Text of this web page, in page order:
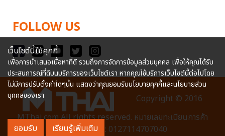
FOLLOW US
Copyright © 2016
MThai.com All rights reserved. หมายเลขทะเบียนการค้า
อิเล็กทรอนิกส์ : 0127114707040
เว็บไซต์นี้ใช้คุกกี้
เพื่อการนำเสนอเนื้อหาที่ดี รวมถึงการจัดการข้อมูลส่วนบุคคล เพื่อให้คุณได้รับ
ประสบการณ์ที่ดีบนบริการของเว็บไซต์เรา หากคุณใช้บริการเว็บไซต์นี้ต่อไปโดย
ไม่มีการปรับตั้งค่าใดๆนั้น แสดงว่าคุณยอมรับนโยบายคุกกี้และนโยบายส่วน
บุคคลของเรา
ยอมรับ เรียนรู้เพิ่มเติม